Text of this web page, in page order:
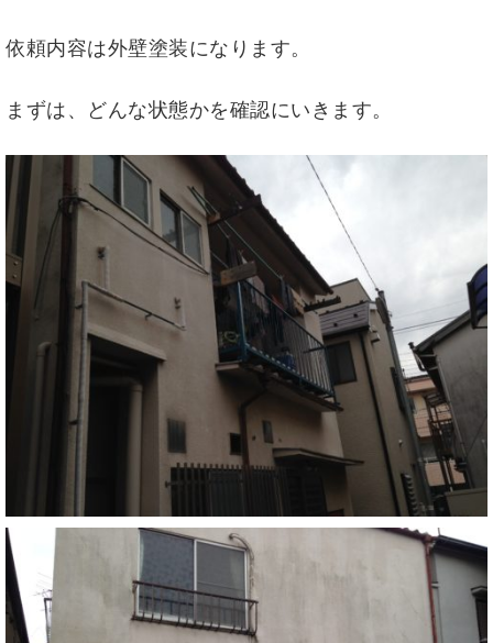
依頼内容は外壁塗装になります。
まずは、どんな状態かを確認にいきます。